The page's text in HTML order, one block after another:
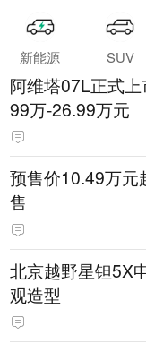
新能源 SUV
阿维塔07L正式
99万-26.99万元
预售价10.49万元
售
北京越野星钽5X
观造型